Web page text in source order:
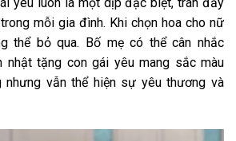
mỗi gia đình. Khi chọn hoa cho nữ
thể bỏ qua. Bố mẹ có thể cân nhắc
nhật tặng con gái yêu mang sắc màu
nhưng vẫn thể hiện sự yêu thương và